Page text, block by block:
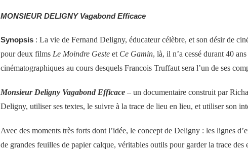
MONSIEUR DELIGNY Vagabond Efficace
Synopsis : La vie de Fernand Deligny, éducateur célèbre, et son désir de
pour deux films Le Moindre Geste et Ce Gamin, là, il n’a cessé durant 40
cinématographiques au cours desquels Francois Truffaut sera l’un de ses
Monsieur Deligny Vagabond Efficace – un documentaire construit par
Deligny, utiliser ses textes, le suivre à la trace de lieu en lieu, et utiliser son
Avec des moments très forts dont l’idée, le concept de Deligny : les lignes
de grandes feuilles de papier calque, véritables outils pour garder la trace des